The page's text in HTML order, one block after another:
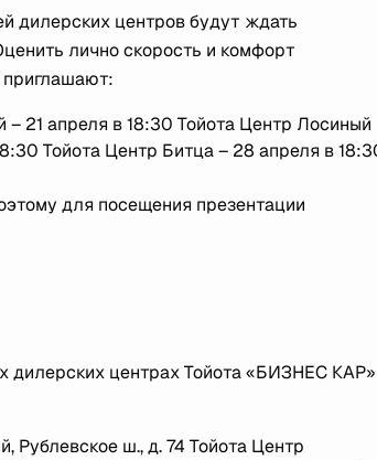
дилерских центров будут ждать
лично скорость и комфорт
21 апреля в 18:30 Тойота Центр Лосиный
Тойота Центр Битца – 28 апреля в
для посещения презентации
дилерских центрах Тойота «БИЗНЕС
Рублевское ш., д. 74 Тойота Центр